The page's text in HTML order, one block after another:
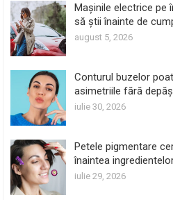
Mașinile electrice pe
să știi înainte de
august 5, 2026
Conturul buzelor
asimetriile fără
iulie 30, 2026
Petele pigmentare
înaintea
iulie 29, 2026